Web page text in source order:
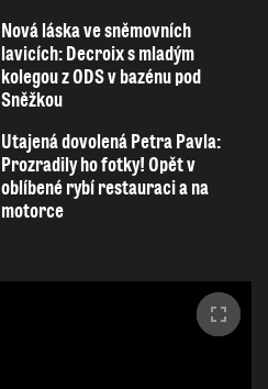
Nová láska ve sněmovních
lavicích: Decroix s mladým
kolegou z ODS v bazénu pod
Sněžkou
Utajená dovolená Petra Pavla:
Prozradily ho fotky! Opět v
oblíbené rybí restauraci a na
motorce